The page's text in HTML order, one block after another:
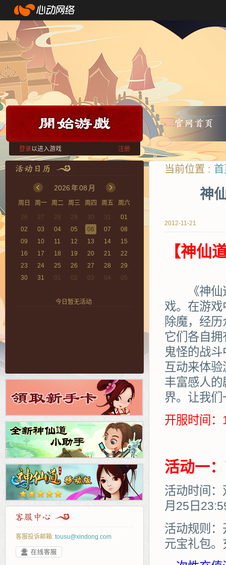
登录以进入游戏 注册
2026年08 月
周日 周一 周二 周三 周四 周五
周六
26
27 28 29 30 31
01
02
03 04 05 06 07
08
09
10 11 12 13 14
15
16
17 18 19 20 21
22
23
24 25 26 27 28
29
30
31 01 02 03 04 05
今日暂无活动
客服投诉邮箱: tousu@xindong.com
当前位置 :
神
2012-11-21
【神仙
《神仙道
戏。在游
除魔，经
它们各自
鬼怪的战
互动来体
丰富感人
界。让我们
开服时间
活动一
活动时间
月25日
活动规则
元宝礼包